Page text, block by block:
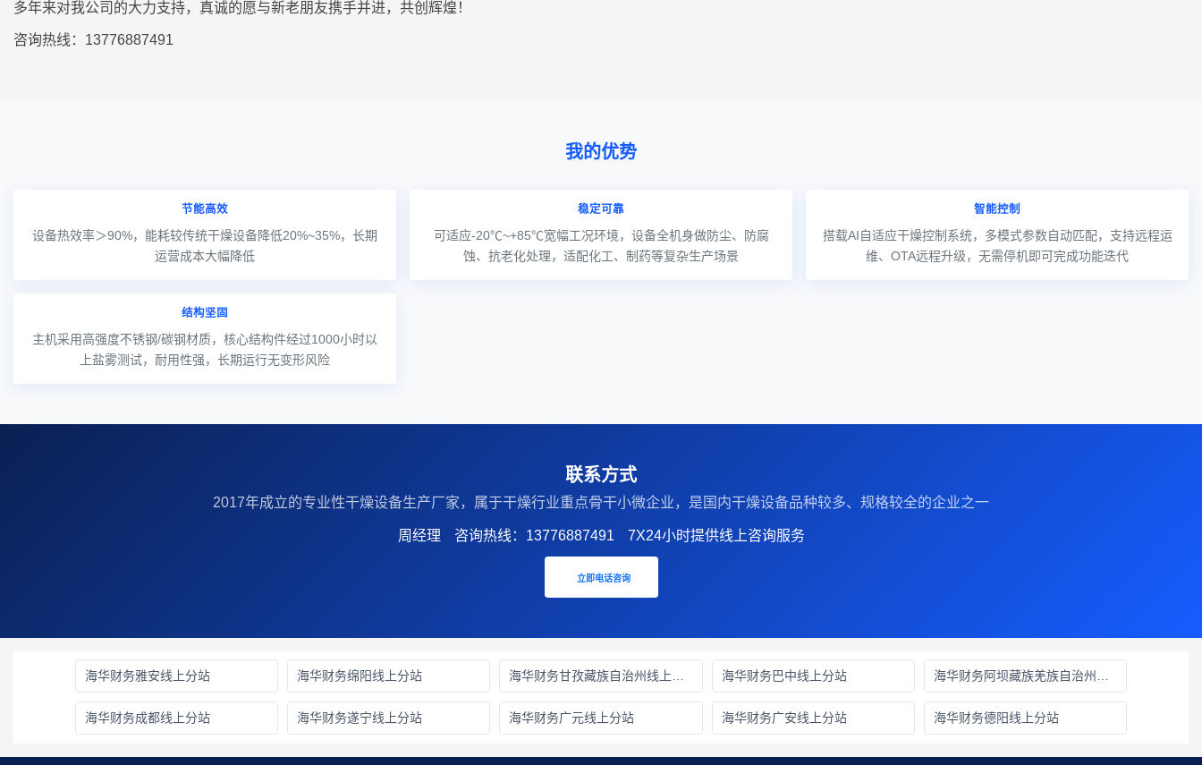
多年来对我公司的大力支持，真诚的愿与新老朋友携手并进，共创辉煌！
咨询热线：13776887491
我的优势
节能高效
设备热效率＞90%，能耗较传统干燥设备降低20%~35%，长期
运营成本大幅降低
稳定可靠
可适应-20℃~+85℃宽幅工况环境，设备全机身做防尘、防腐
蚀、抗老化处理，适配化工、制药等复杂生产场景
智能控制
搭载AI自适应干燥控制系统，多模式参数自动匹配，支持远程运
维、OTA远程升级，无需停机即可完成功能迭代
结构坚固
主机采用高强度不锈钢/碳钢材质，核心结构件经过1000小时以
上盐雾测试，耐用性强，长期运行无变形风险
联系方式
2017年成立的‌专业性干燥设备生产厂家‌，属于干燥行业重点骨干小微企业，是国内干燥设备品种较多、规格较全的企业之一
周经理 咨询热线：13776887491 7X24小时提供线上咨询服务
立即电话咨询
海华财务雅安线上分站 海华财务绵阳线上分站 海华财务甘孜藏族自治州线上分站 海华财务巴中线上分站 海华财务阿坝藏族羌族自治州线上分站
海华财务成都线上分站 海华财务遂宁线上分站 海华财务广元线上分站 海华财务广安线上分站 海华财务德阳线上分站